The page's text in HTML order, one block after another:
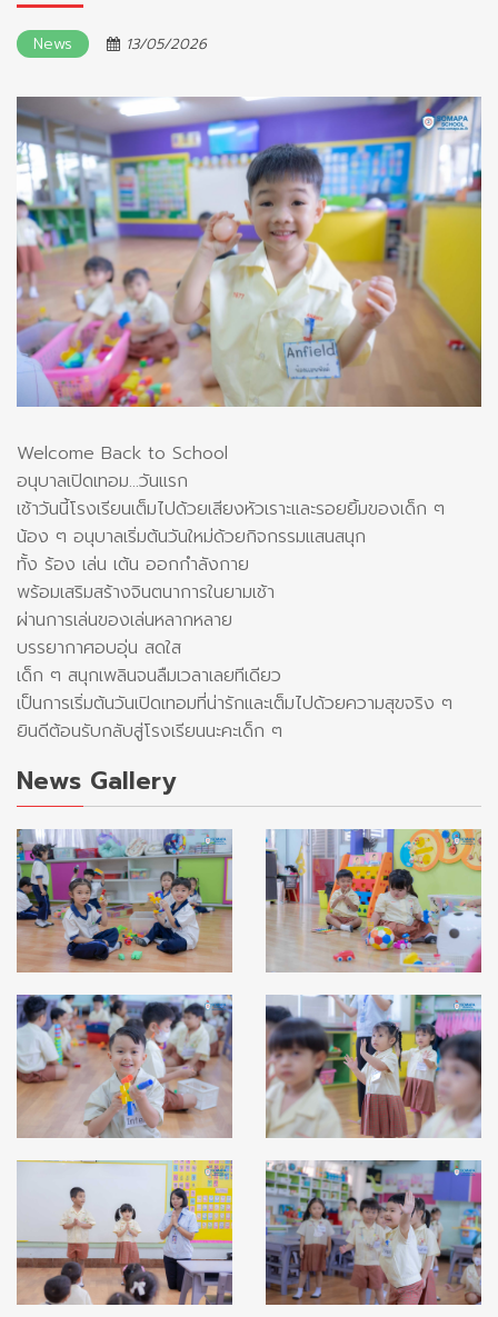
News 13/05/2026
Welcome Back to School
อนุบาลเปิดเทอม…วันแรก
เช้าวันนี้โรงเรียนเต็มไปด้วยเสียงหัวเราะและรอยยิ้มของเด็ก ๆ
น้อง ๆ อนุบาลเริ่มต้นวันใหม่ด้วยกิจกรรมแสนสนุก
ทั้ง ร้อง เล่น เต้น ออกกำลังกาย
พร้อมเสริมสร้างจินตนาการในยามเช้า
ผ่านการเล่นของเล่นหลากหลาย
บรรยากาศอบอุ่น สดใส
เด็ก ๆ สนุกเพลินจนลืมเวลาเลยทีเดียว
เป็นการเริ่มต้นวันเปิดเทอมที่น่ารักและเต็มไปด้วยความสุขจริง ๆ
ยินดีต้อนรับกลับสู่โรงเรียนนะคะเด็ก ๆ
News Gallery